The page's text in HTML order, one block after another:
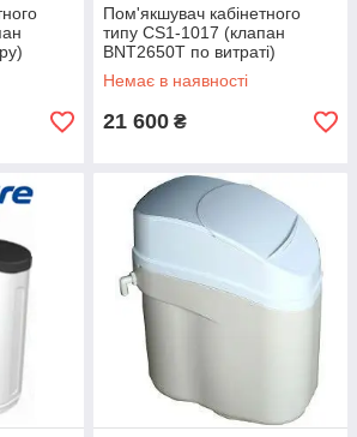
Пом'якшувач кабінетного
типу CS1-1017 (клапан
BNT2650T по витраті)
Немає в наявності
21 600 ₴